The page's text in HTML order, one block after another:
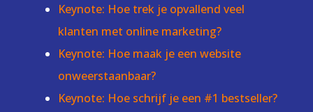
Keynote: Hoe trek je opvallend veel
klanten met online marketing?
Keynote: Hoe maak je een website
onweerstaanbaar?
Keynote: Hoe schrijf je een #1 bestseller?